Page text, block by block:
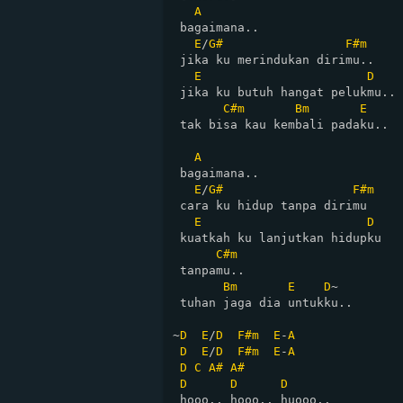
A
bagaimana..
E /G#
F#m
jika ku merindukan dirimu..
E
D
jika ku butuh hangat pelukmu..
C#m
Bm
E
tak bisa kau kembali padaku..
A
bagaimana..
E /G#
F#m
cara ku hidup tanpa dirimu
E
D
kuatkah ku lanjutkan hidupku
C#m
tanpamu..
Bm
E D~
tuhan jaga dia untukku..
~D E /D F#m E -A
D
E /D F#m E -A
D C A# A#
D
D
D
hooo.. hooo.. huooo..